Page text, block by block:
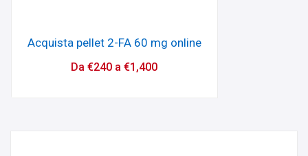
Acquista pellet 2-FA 60 mg online
Da€240 a€1,400